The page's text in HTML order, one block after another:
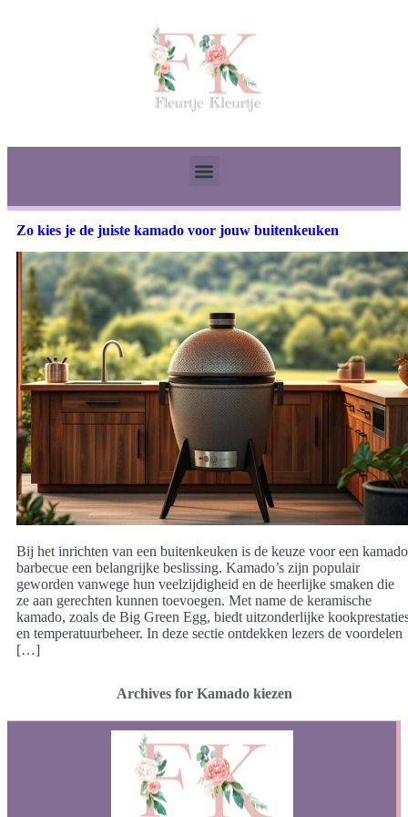
Zo kies je de juiste kamado voor jouw buitenkeuken
Bij het inrichten van een buitenkeuken is de keuze voor een kamado
barbecue een belangrijke beslissing. Kamado’s zijn populair
geworden vanwege hun veelzijdigheid en de heerlijke smaken die
ze aan gerechten kunnen toevoegen. Met name de keramische
kamado, zoals de Big Green Egg, biedt uitzonderlijke
en temperatuurbeheer. In deze sectie ontdekken lezers de voordelen
[…]
Archives for Kamado kiezen